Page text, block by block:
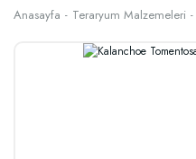
Anasayfa Teraryum Malzemeleri